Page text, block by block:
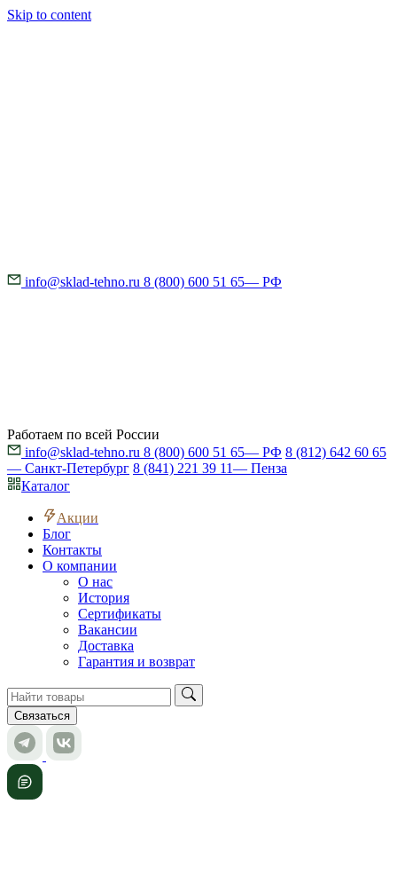
Skip to content
info@sklad-tehno.ru 8 (800) 600 51 65— РФ
Работаем по всей России
info@sklad-tehno.ru 8 (800) 600 51 65— РФ 8 (812) 642 60 65
— Санкт-Петербург 8 (841) 221 39 11— Пенза
Каталог
Акции
Блог
Контакты
О компании
О нас
История
Сертификаты
Вакансии
Доставка
Гарантия и возврат
Связаться